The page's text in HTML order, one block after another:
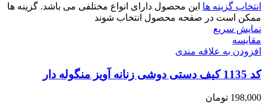
انتخاب گزینه ها این محصول دارای انواع مختلفی می باشد. گزینه ها
ممکن است در صفحه محصول انتخاب شوند
نمایش سریع
مقايسه
افزودن به علاقه مندی
کد 1135 کیف دستی دوشی زنانه آویز منگوله دار
198,000 تومان